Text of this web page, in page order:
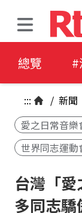
總覽 #
::: / 新聞
愛之日常音樂
世界同志運動
台灣「
多同志驕